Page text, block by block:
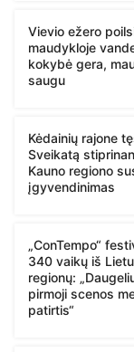
Vievio ežero
maudykloje
kokybė gera,
saugu
Kėdainių rajone
Sveikatą
Kauno regiono
įgyvendinimas
„ConTempo“
340 vaikų iš
regionų:
pirmoji scenos
patirtis“